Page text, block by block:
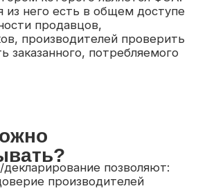
E-mail:
Телефон:
osmashnii@mail.ru
Разработка сайта